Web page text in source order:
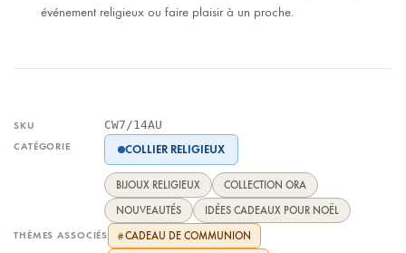
événement religieux ou faire plaisir à un proche.
SKU CW7/14AU
CATÉGORIE COLLIER RELIGIEUX
BIJOUX RELIGIEUX
COLLECTION ORA
NOUVEAUTÉS
IDÉES CADEAUX POUR NOËL
THÈMES ASSOCIÉS #CADEAU DE COMMUNION